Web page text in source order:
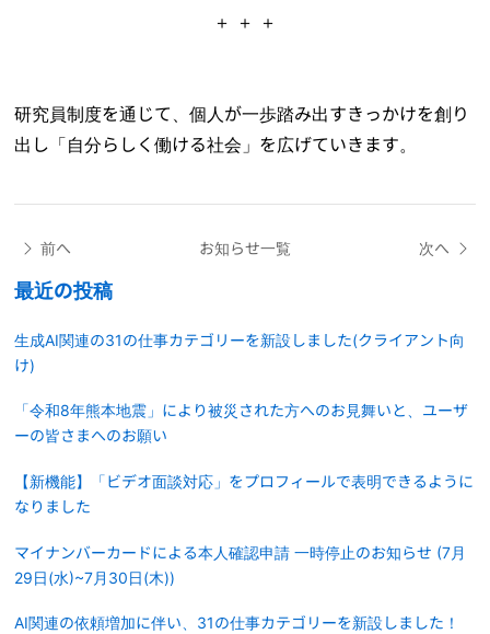
＋ ＋ ＋
研究員制度を通じて、個人が一歩踏み出すきっかけを創り
出し「自分らしく働ける社会」を広げていきます。
前へ お知らせ一覧 次へ
最近の投稿
生成AI関連の31の仕事カテゴリーを新設しました(クライアント向
け)
「令和8年熊本地震」により被災された方へのお見舞いと、ユーザ
ーの皆さまへのお願い
【新機能】「ビデオ面談対応」をプロフィールで表明できるように
なりました
マイナンバーカードによる本人確認申請 一時停止のお知らせ (7月
29日(水)~7月30日(木))
AI関連の依頼増加に伴い、31の仕事カテゴリーを新設しました！